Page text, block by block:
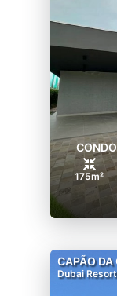
175m²
CAPÃO DA
Dubai Resort